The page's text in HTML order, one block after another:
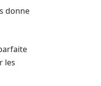
donne
les